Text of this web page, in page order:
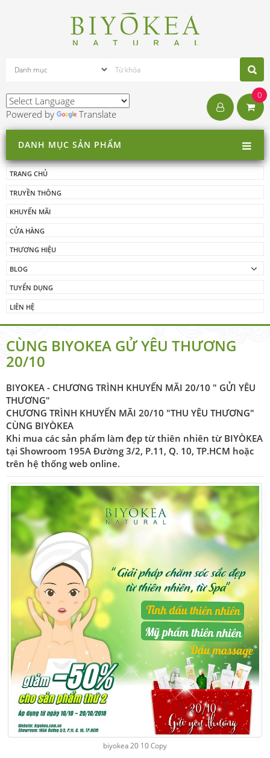
Powered by Translate
0
DANH MỤC SẢN PHẨM
TRANG CHỦ
TRUYỀN THÔNG
KHUYẾN MÃI
CỬA HÀNG
THƯƠNG HIỆU
BLOG
TUYỂN DỤNG
LIÊN HỆ
CÙNG BIYOKEA GỬ YÊU THƯƠNG
20/10
BIYOKEA - CHƯƠNG TRÌNH KHUYẾN MÃI 20/10 " GỬI YÊU
THƯƠNG"
CHƯƠNG TRÌNH KHUYẾN MÃI 20/10 "THU YÊU THƯƠNG"
CÙNG BIYÒKEA
Khi mua các sản phẩm làm đẹp từ thiên nhiên từ BIYÒKEA
tại Showroom 195A Đường 3/2, P.11, Q. 10, TP.HCM hoặc
trên hệ thống web online.
biyokea 20 10 Copy